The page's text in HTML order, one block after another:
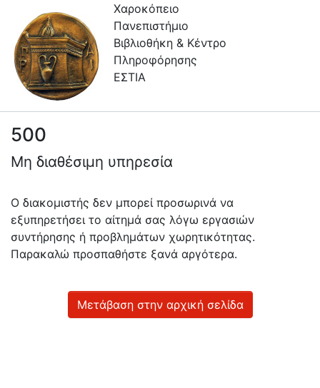
Χαροκόπειο
Πανεπιστήμιο
Βιβλιοθήκη & Κέντρο
Πληροφόρησης
ΕΣΤΙΑ
Πληροφορίες
Επικοινωνία
Υπηρεσίες
Αυτοαπόθεσης
Ανοιχτά
Δεδομένα
500
Μη διαθέσιμη υπηρεσία
Ο διακομιστής δεν μπορεί προσωρινά να
εξυπηρετήσει το αίτημά σας λόγω εργασιών
συντήρησης ή προβλημάτων χωρητικότητας.
Παρακαλώ προσπαθήστε ξανά αργότερα.
Μετάβαση στην αρχική σελίδα